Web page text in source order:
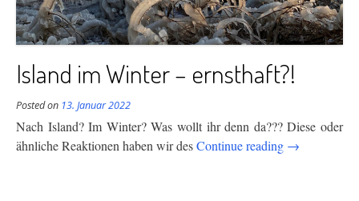
Island im Winter – ernsthaft?!
Posted on 13. Januar 2022
Nach Island? Im Winter? Was wollt ihr denn da??? Diese oder
ähnliche Reaktionen haben wir desContinue reading “Island
→